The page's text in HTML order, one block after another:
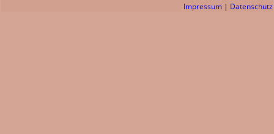
Impressum | Datenschutz